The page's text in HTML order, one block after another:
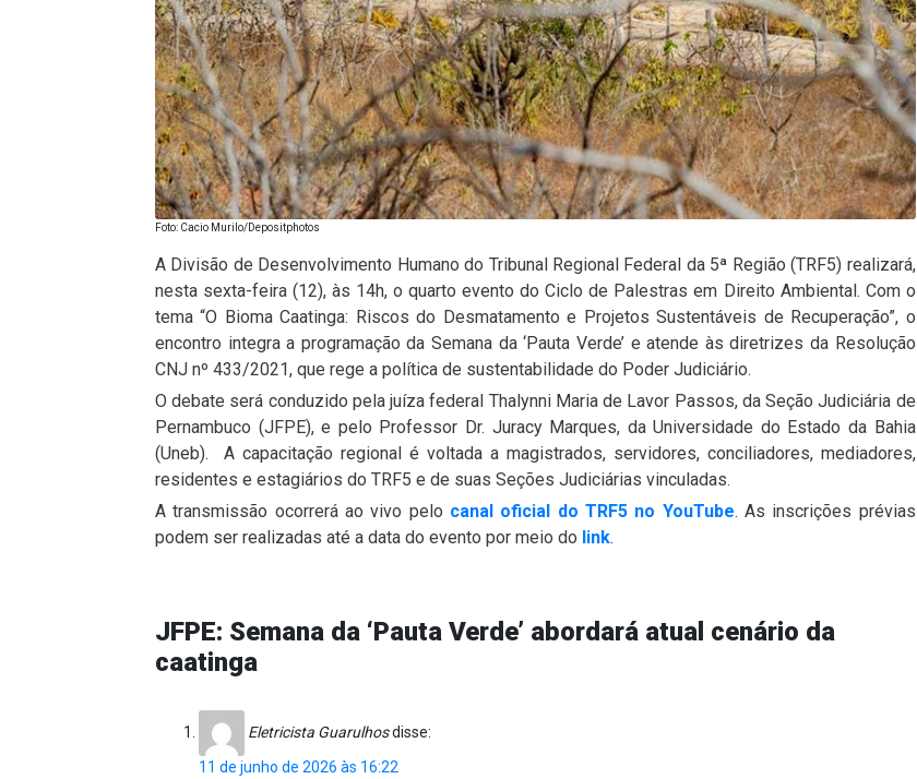
Foto: Cacio Murilo/Depositphotos
A Divisão de Desenvolvimento Humano do Tribunal Regional Federal da 5ª Região (TRF5) realizará,
nesta sexta-feira (12), às 14h, o quarto evento do Ciclo de Palestras em Direito Ambiental. Com o
tema “O Bioma Caatinga: Riscos do Desmatamento e Projetos Sustentáveis de Recuperação”, o
encontro integra a programação da Semana da ‘Pauta Verde’ e atende às diretrizes da Resolução
CNJ nº 433/2021, que rege a política de sustentabilidade do Poder Judiciário.
O debate será conduzido pela juíza federal Thalynni Maria de Lavor Passos, da Seção Judiciária de
Pernambuco (JFPE), e pelo Professor Dr. Juracy Marques, da Universidade do Estado da Bahia
(Uneb). A capacitação regional é voltada a magistrados, servidores, conciliadores, mediadores,
residentes e estagiários do TRF5 e de suas Seções Judiciárias vinculadas.
A transmissão ocorrerá ao vivo pelo canal oficial do TRF5 no YouTube. As inscrições prévias
podem ser realizadas até a data do evento por meio do link.
JFPE: Semana da ‘Pauta Verde’ abordará atual cenário da
caatinga
Eletricista Guarulhosdisse:
11 de junho de 2026 às 16:22